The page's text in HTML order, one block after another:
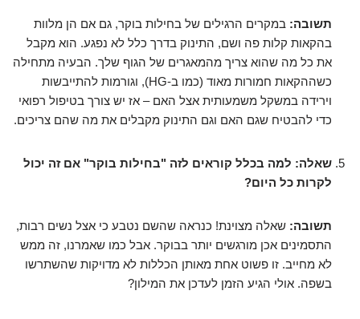
תשובה: במקרים הרגילים של בחילות בוקר, גם אם הן מלוות
בהקאות קלות פה ושם, התינוק בדרך כלל לא נפגע. הוא מקבל
את כל מה שהוא צריך מהמאגרים של הגוף שלך. הבעיה מתחילה
כשההקאות חמורות מאוד (כמו ב-HG), וגורמות להתייבשות
וירידה במשקל משמעותית אצל האם – אז יש צורך בטיפול רפואי
כדי להבטיח שגם האם וגם התינוק מקבלים את מה שהם צריכים.
שאלה: למה בכלל קוראים לזה "בחילות בוקר" אם זה יכול
לקרות כל היום?
תשובה: שאלה מצוינת! כנראה שהשם נטבע כי אצל נשים רבות,
התסמינים אכן מורגשים יותר בבוקר. אבל כמו שאמרנו, זה ממש
לא מחייב. זו פשוט אחת מאותן הכללות לא מדויקות שהשתרשו
בשפה. אולי הגיע הזמן לעדכן את המילון?